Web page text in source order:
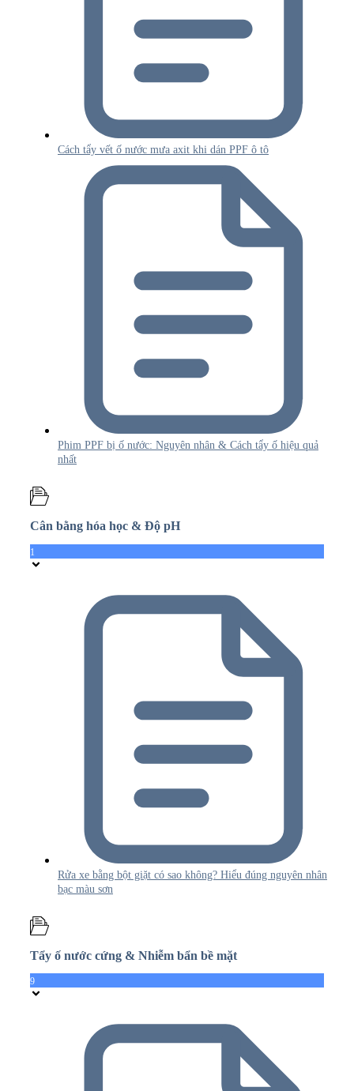
Cách tẩy vết ố nước mưa axit khi dán PPF ô tô
Phim PPF bị ố nước: Nguyên nhân & Cách tẩy ố hiệu quả
nhất
Cân bằng hóa học & Độ pH
1
Rửa xe bằng bột giặt có sao không? Hiểu đúng nguyên nhân
bạc màu sơn
Tẩy ố nước cứng & Nhiễm bẩn bề mặt
9